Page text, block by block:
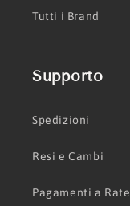
Tutti i Brand
Supporto
Spedizioni
Resi e Cambi
Pagamenti a Rate